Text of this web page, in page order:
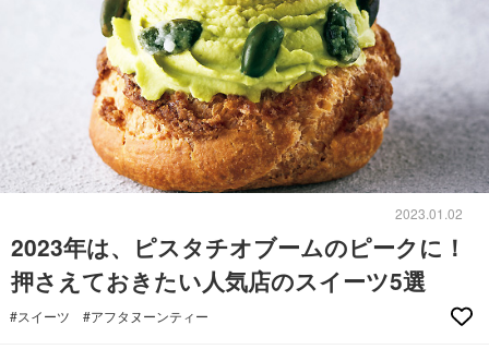
2023.01.02
2023年は、ピスタチオブームのピークに！
押さえておきたい人気店のスイーツ5選
#スイーツ #アフタヌーンティー